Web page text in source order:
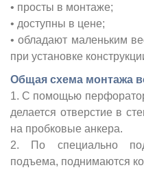
• просты в монтаже;
• доступны в цене;
• обладают маленьким
при установке
Общая схема монтажа
1. С помощью
делается отверстие в
на пробковые анкера.
2. По специально
подъема, поднимаются